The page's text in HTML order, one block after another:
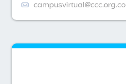
campusvirtual@ccc.org.co